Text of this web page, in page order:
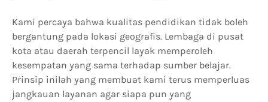
Kami percaya bahwa kualitas pendidikan tidak boleh
bergantung pada lokasi geografis. Lembaga di pusat
kota atau daerah terpencil layak memperoleh
kesempatan yang sama terhadap sumber belajar.
Prinsip inilah yang membuat kami terus memperluas
jangkauan layanan agar siapa pun yang